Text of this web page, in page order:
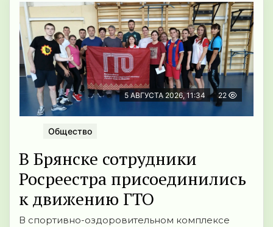
5 АВГУСТА 2026, 11:34 22
Общество
В Брянске сотрудники
Росреестра присоединились
к движению ГТО
В спортивно-оздоровительном комплексе